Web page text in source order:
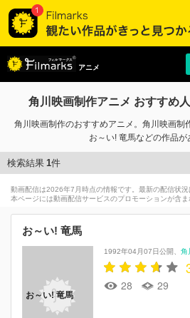
アニメ
角川映画制作アニメ おすすめ
角川映画制作のおすすめアニメ。角川映画制
お～い! 竜馬などの作品が
検索結果 1件
動画配信は2026年7月時点の情報です。最新の配信状況
本ページには動画配信サービスのプロモーションが含ま
お～い! 竜馬
お～い! 竜馬
1992年04月07日公開 角
28 29